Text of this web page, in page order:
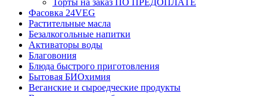
Торты на заказ ПО ПРЕДОПЛАТЕ
Фасовка 24VEG
Растительные масла
Безалкогольные напитки
Активаторы воды
Благовония
Блюда быстрого приготовления
Бытовая БИОхимия
Веганские и сыроедческие продукты